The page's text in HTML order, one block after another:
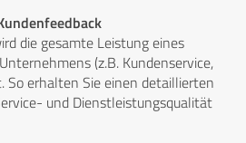
die gesamte Leistung eines
(z.B. Kundenservice,
So erhalten Sie einen detaillierten
und Dienstleistungsqualität